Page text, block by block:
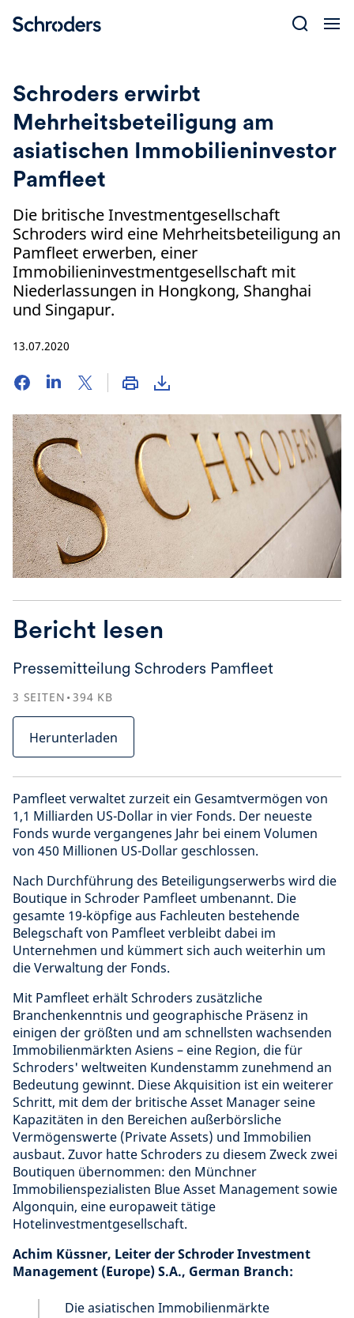
Schroders erwirbt
Mehrheitsbeteiligung am
asiatischen Immobilieninvestor
Pamfleet
Die britische Investmentgesellschaft
Schroders wird eine Mehrheitsbeteiligung an
Pamfleet erwerben, einer
Immobilieninvestmentgesellschaft mit
Niederlassungen in Hongkong, Shanghai
und Singapur.
13.07.2020
Bericht lesen
Pressemitteilung Schroders Pamfleet
3 SEITEN 394 KB
Herunterladen
Pamfleet verwaltet zurzeit ein Gesamtvermögen von
1,1 Milliarden US-Dollar in vier Fonds. Der neueste
Fonds wurde vergangenes Jahr bei einem Volumen
von 450 Millionen US-Dollar geschlossen.
Nach Durchführung des Beteiligungserwerbs wird die
Boutique in Schroder Pamfleet umbenannt. Die
gesamte 19-köpfige aus Fachleuten bestehende
Belegschaft von Pamfleet verbleibt dabei im
Unternehmen und kümmert sich auch weiterhin um
die Verwaltung der Fonds.
Mit Pamfleet erhält Schroders zusätzliche
Branchenkenntnis und geographische Präsenz in
einigen der größten und am schnellsten wachsenden
Immobilienmärkten Asiens – eine Region, die für
Schroders' weltweiten Kundenstamm zunehmend an
Bedeutung gewinnt. Diese Akquisition ist ein weiterer
Schritt, mit dem der britische Asset Manager seine
Kapazitäten in den Bereichen außerbörsliche
Vermögenswerte (Private Assets) und Immobilien
ausbaut. Zuvor hatte Schroders zu diesem Zweck zwei
Boutiquen übernommen: den Münchner
Immobilienspezialisten Blue Asset Management sowie
Algonquin, eine europaweit tätige
Hotelinvestmentgesellschaft.
Achim Küssner, Leiter der Schroder Investment
Management (Europe) S.A., German Branch:
Die asiatischen Immobilienmärkte